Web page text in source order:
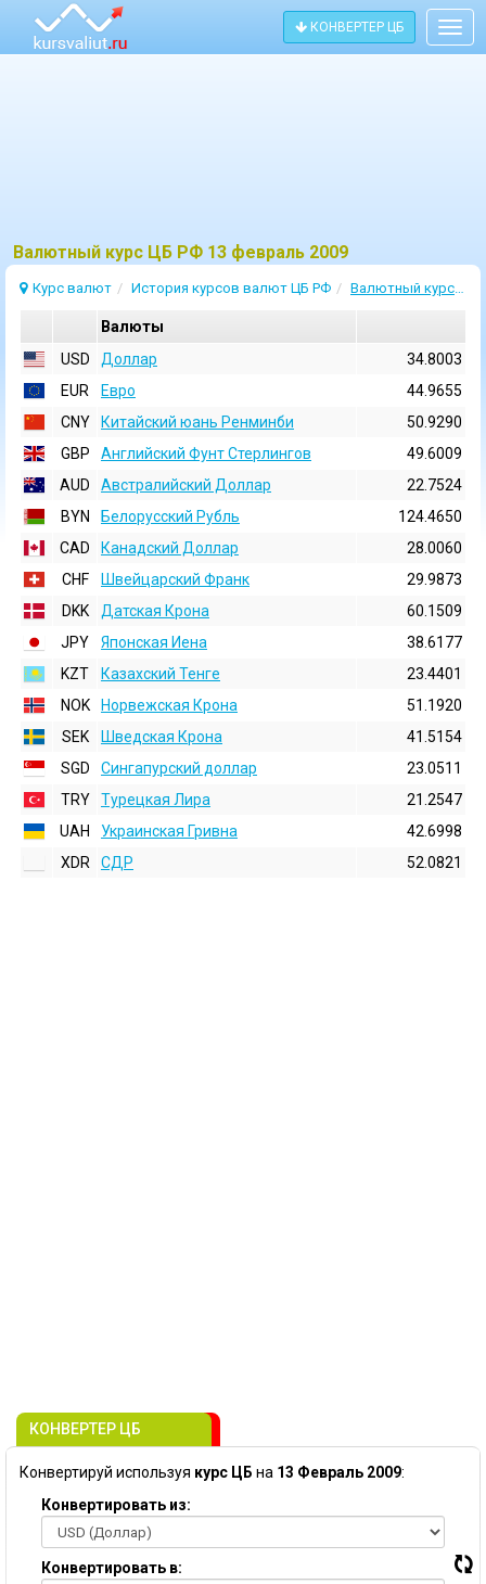
КОНВЕРТЕР ЦБ
Bалютный курс ЦБ РФ 13 февраль 2009
Курс валют История курсов валют ЦБ РФ Валютный курс 13 Февраль 2009
Валюты
USD
Доллар
34.8003
EUR
Евро
44.9655
CNY
Китайский юань Ренминби
50.9290
GBP
Английский Фунт Стерлингов
49.6009
AUD
Австралийский Доллар
22.7524
BYN
Белорусский Рубль
124.4650
CAD
Канадский Доллар
28.0060
CHF
Швейцарский Франк
29.9873
DKK
Датская Крона
60.1509
JPY
Японская Иена
38.6177
KZT
Казахский Тенге
23.4401
NOK
Норвежская Крона
51.1920
SEK
Шведская Крона
41.5154
SGD
Сингапурский доллар
23.0511
TRY
Турецкая Лира
21.2547
UAH
Украинская Гривна
42.6998
XDR
СДР 52.0821
КОНВЕРТЕР ЦБ
Конвертируй используя курс ЦБ на 13 Февраль 2009:
Конвертировать из:
Конвертировать в: